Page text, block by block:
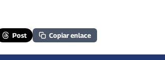
Post Copiar enlace